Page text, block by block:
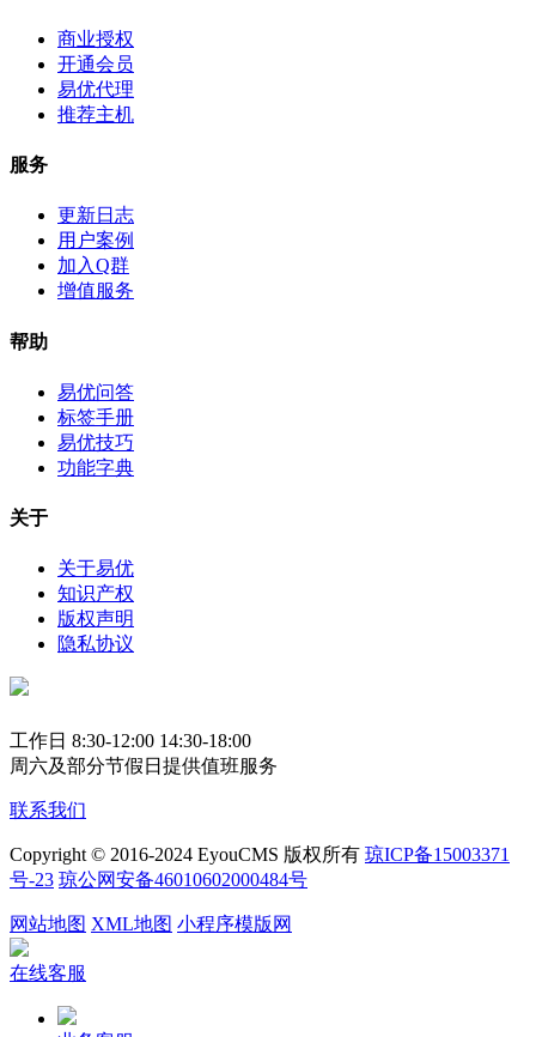
商业授权
开通会员
易优代理
推荐主机
服务
更新日志
用户案例
加入Q群
增值服务
帮助
易优问答
标签手册
易优技巧
功能字典
关于
关于易优
知识产权
版权声明
隐私协议
工作日 8:30-12:00 14:30-18:00
周六及部分节假日提供值班服务
联系我们
Copyright © 2016-2024 EyouCMS 版权所有 琼ICP备15003371
号-23 琼公网安备46010602000484号
网站地图 XML地图 小程序模版网
在线客服